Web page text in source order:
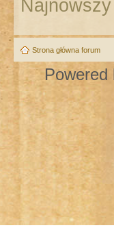
Strona główna forum
Powered